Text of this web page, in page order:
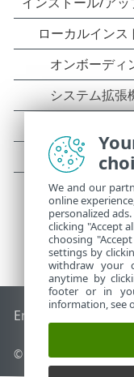
End of Life ESETナ
© 1992 - 2025 ESET,
We and our
online
personalized
clicking "Accept
choosing
settings by
withdraw your
anytime by
footer or in
information, see